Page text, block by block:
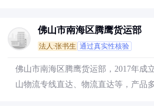
佛山市南海区腾鹰货运部
法人:张书生 通过真实性核验
佛山市南海区腾鹰货运部，2017年成
山物流专线直达、物流直达等，产品